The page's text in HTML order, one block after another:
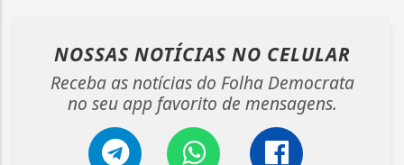
NOSSAS NOTÍCIAS NO CELULAR
Receba as notícias do Folha Democrata
no seu app favorito de mensagens.